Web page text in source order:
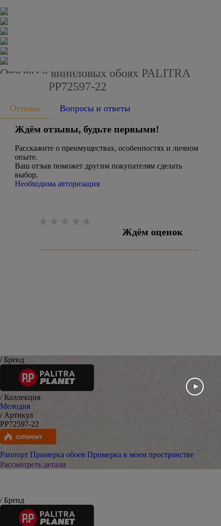
Отзывы о виниловых обоях PALITRA
PLANET PP72597-22
Отзывы Вопросы и ответы
Ждём отзывы, будьте первыми!
Расскажите о преимуществах, особенностях и личном
опыте.
Ваш отзыв поможет другим покупателям сделать
выбор.
Необходима авторизация
Ждём оценок
/ Бренд
/ Коллекция
Мелодия
/ Артикул
PP72597-22
Раппорт Примерка обоев Примерка в моем пространстве
Рассмотреть детали
/ Бренд